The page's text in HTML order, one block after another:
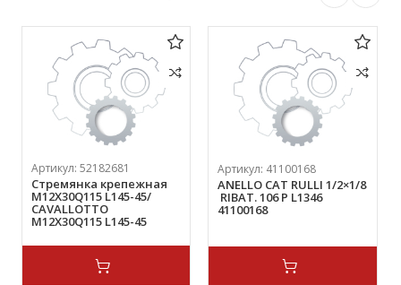
Артикул:52182681
Стремянка крепежная
M12X30Q115 L145-45/
CAVALLOTTO
M12X30Q115 L145-45
Артикул: 41100168
ANELLO CAT RULLI 1/2×1/8
RIBAT. 106 P L1346
41100168